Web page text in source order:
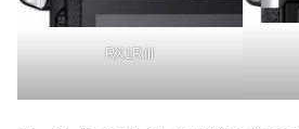
RX1RⅢ